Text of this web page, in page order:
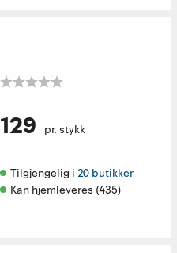
129 pr. stykk
Tilgjengelig i 20 butikker
Kan hjemleveres (435)